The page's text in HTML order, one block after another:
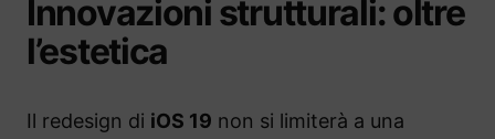
Innovazioni strutturali: oltre
l’estetica
Il redesign di iOS 19 non si limiterà a una